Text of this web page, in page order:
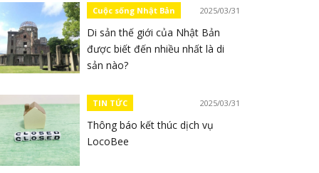
Cuộc sống Nhật Bản 2025/03/31
Di sản thế giới của Nhật Bản
được biết đến nhiều nhất là di
sản nào?
TIN TỨC 2025/03/31
Thông báo kết thúc dịch vụ
LocoBee